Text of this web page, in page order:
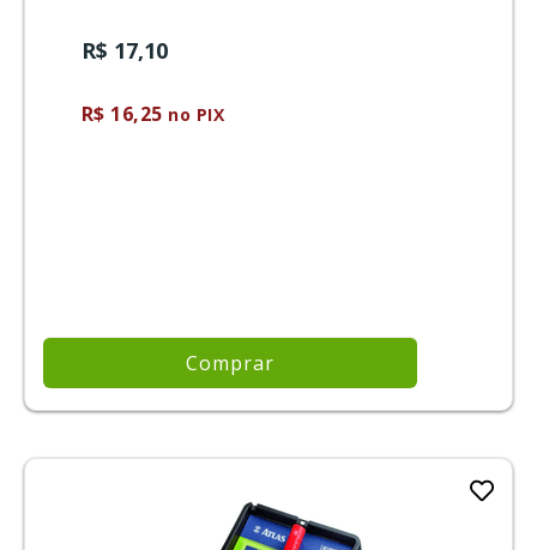
R$ 17,10
R$ 16,25 no PIX
Comprar